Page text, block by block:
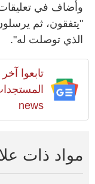
وأضاف ‌في
"يتفقون، ​ثم
‌الذي توصلت له".
تابعوا
news
مواد ذات